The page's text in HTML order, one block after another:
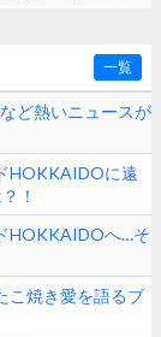
一覧
ど熱いニュースが
HOKKAIDOに遠
！
HOKKAIDOへ…そ
こ焼き愛を語るブ